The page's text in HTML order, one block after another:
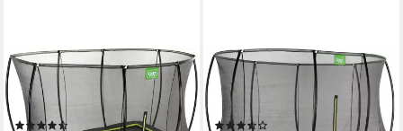
EXIT
Gartentrampolin Silhouette,
mit Sicherheitsnetz
EXIT
Gartentrampolin Silhouette,
mit Sicherheitsnetz